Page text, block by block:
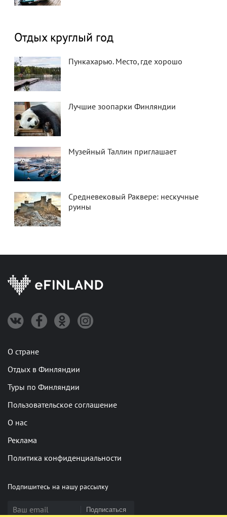
Отдых круглый год
Пункахарью. Место, где хорошо
Лучшие зоопарки Финляндии
Музейный Таллин приглашает
Средневековый Раквере: нескучные
руины
О стране
Отдых в Финляндии
Туры по Финляндии
Пользовательское соглашение
О нас
Реклама
Политика конфиденциальности
Подпишитесь на нашу рассылку
Подписаться